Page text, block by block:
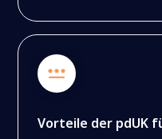
Vorteile der pdUK